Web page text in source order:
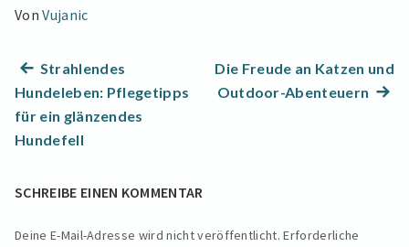
VonVujanic
Beitragsnavigation
Previous
post:
Strahlendes
Hundeleben: Pflegetipps
für ein glänzendes
Hundefell
Die Freude an Katzen und
Outdoor-Abenteuern Next
SCHREIBE EINEN KOMMENTAR
Deine E-Mail-Adresse wird nicht veröffentlicht. Erforderliche